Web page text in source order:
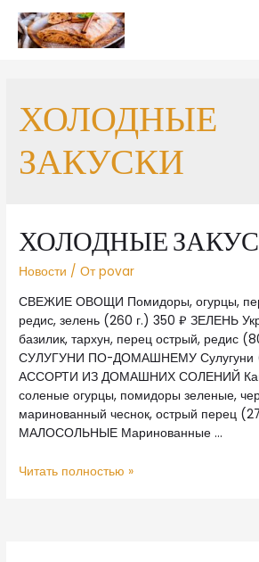
ХОЛОДНЫЕ
ЗАКУСКИ
ХОЛОДНЫЕ
Новости / От povar
СВЕЖИЕ ОВОЩИ Помидоры, огурцы,
редис, зелень (260 г.) 350 ₽ ЗЕЛЕНЬ
базилик, тархун, перец острый, редис
СУЛУГУНИ ПО-ДОМАШНЕМУ Сулугуни
АССОРТИ ИЗ ДОМАШНИХ СОЛЕНИЙ
соленые огурцы, помидоры зеленые,
маринованный чеснок, острый перец
МАЛОСОЛЬНЫЕ Маринованные …
Читать полностью »